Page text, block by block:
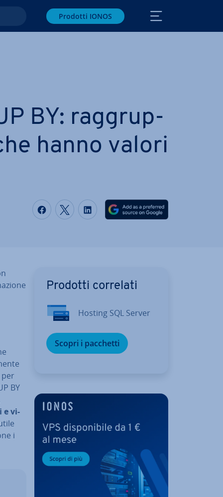
Prodotti IONOS
BY: rag­grup­
hanno valori
Condividi via Facebook
Condividi via Twitter
Condividi via LinkedIN
per
BY
e vi­
i
Prodotti correlati
Hosting SQL Server
Scopri i pacchetti